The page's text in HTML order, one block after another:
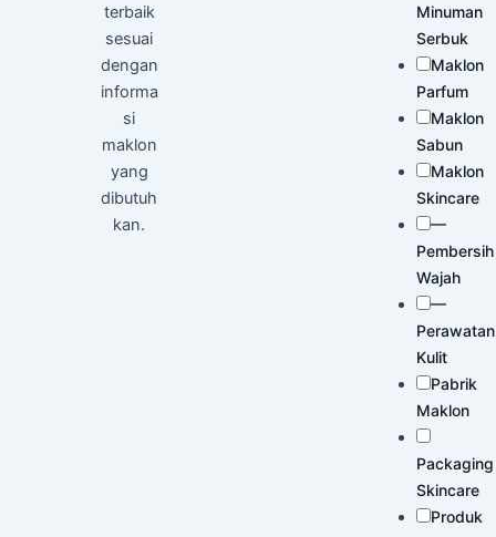
terbaik
sesuai
dengan
informa
si
maklon
yang
dibutuh
kan.
Minuman
Serbuk
Maklon
Parfum
Maklon
Sabun
Maklon
Skincare
—
Pembersih
Wajah
—
Perawatan
Kulit
Pabrik
Maklon
Packaging
Skincare
Produk